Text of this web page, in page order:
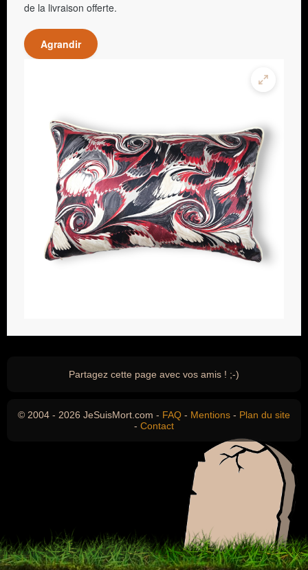
de la livraison offerte.
Agrandir
Partagez cette page avec vos amis ! ;-)
© 2004 - 2026 JeSuisMort.com - FAQ - Mentions - Plan du site
- Contact